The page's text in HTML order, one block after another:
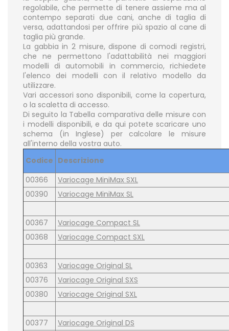
regolabile, che permette di tenere assieme ma al
contempo separati due cani, anche di taglia di
versa, adattandosi per offrire più spazio al cane di
taglia più grande.
La gabbia in 2 misure, dispone di comodi registri,
che ne permettono l'adattabilità nei maggiori
modelli di automobili in commercio, richiedete
l'elenco dei modelli con il relativo modello da
utilizzare.
Vari accessori sono disponibili, come la copertura,
o la scaletta di accesso.
Di seguito la Tabella comparativa delle misure con
i modelli disponibili, e da qui potete scaricare uno
schema (in Inglese) per calcolare le misure
all'interno della vostra auto.
Codice Descrizione
00366
Variocage MiniMax SXL
00390
Variocage MiniMax SL
00367
Variocage Compact SL
00368
Variocage Compact SXL
00363
Variocage Original SL
00376
Variocage Original SXS
00380
Variocage Original SXL
00377
Variocage Original DS